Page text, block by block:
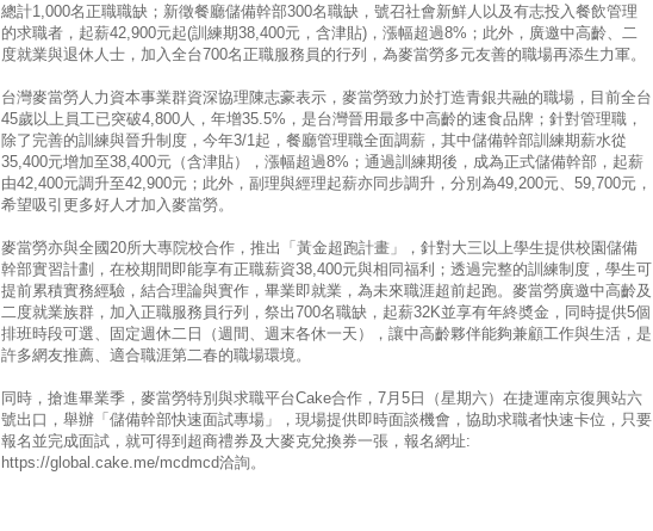
總計1,000名正職職缺；新徵餐廳儲備幹部300名職缺，號召社會新鮮人以及有志投入餐飲管理
的求職者，起薪42,900元起(訓練期38,400元，含津貼)，漲幅超過8%；此外，廣邀中高齡、二
度就業與退休人士，加入全台700名正職服務員的行列，為麥當勞多元友善的職場再添生力軍。
台灣麥當勞人力資本事業群資深協理陳志豪表示，麥當勞致力於打造青銀共融的職場，目前全台
45歲以上員工已突破4,800人，年增35.5%，是台灣晉用最多中高齡的速食品牌；針對管理職，
除了完善的訓練與晉升制度，今年3/1起，餐廳管理職全面調薪，其中儲備幹部訓練期薪水從
35,400元增加至38,400元（含津貼），漲幅超過8%；通過訓練期後，成為正式儲備幹部，起薪
由42,400元調升至42,900元；此外，副理與經理起薪亦同步調升，分別為49,200元、59,700元，
希望吸引更多好人才加入麥當勞。
麥當勞亦與全國20所大專院校合作，推出「黃金超跑計畫」，針對大三以上學生提供校園儲備
幹部實習計劃，在校期間即能享有正職薪資38,400元與相同福利；透過完整的訓練制度，學生可
提前累積實務經驗，結合理論與實作，畢業即就業，為未來職涯超前起跑。麥當勞廣邀中高齡及
二度就業族群，加入正職服務員行列，祭出700名職缺，起薪32K並享有年終奬金，同時提供5個
排班時段可選、固定週休二日（週間、週末各休一天），讓中高齡夥伴能夠兼顧工作與生活，是
許多網友推薦、適合職涯第二春的職場環境。
同時，搶進畢業季，麥當勞特別與求職平台Cake合作，7月5日（星期六）在捷運南京復興站六
號出口，舉辦「儲備幹部快速面試專場」，現場提供即時面談機會，協助求職者快速卡位，只要
報名並完成面試，就可得到超商禮券及大麥克兌換券一張，報名網址:
https://global.cake.me/mcdmcd洽詢。